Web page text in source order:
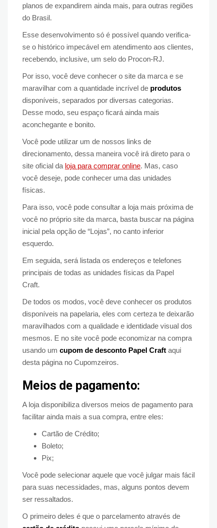
planos de expandirem ainda mais, para outras regiões
do Brasil.
Esse desenvolvimento só é possível quando verifica-
se o histórico impecável em atendimento aos clientes,
recebendo, inclusive, um selo do Procon-RJ.
Por isso, você deve conhecer o site da marca e se
maravilhar com a quantidade incrível de produtos
disponíveis, separados por diversas categorias.
Desse modo, seu espaço ficará ainda mais
aconchegante e bonito.
Você pode utilizar um de nossos links de
direcionamento, dessa maneira você irá direto para o
site oficial da loja para comprar online. Mas, caso
você deseje, pode conhecer uma das unidades
físicas.
Para isso, você pode consultar a loja mais próxima de
você no próprio site da marca, basta buscar na página
inicial pela opção de “Lojas”, no canto inferior
esquerdo.
Em seguida, será listada os endereços e telefones
principais de todas as unidades físicas da Papel
Craft.
De todos os modos, você deve conhecer os produtos
disponíveis na papelaria, eles com certeza te deixarão
maravilhados com a qualidade e identidade visual dos
mesmos. E no site você pode economizar na compra
usando um cupom de desconto Papel Craft aqui
desta página no Cupomzeiros.
Meios de pagamento:
A loja disponibiliza diversos meios de pagamento para
facilitar ainda mais a sua compra, entre eles:
Cartão de Crédito;
Boleto;
Pix;
Você pode selecionar aquele que você julgar mais fácil
para suas necessidades, mas, alguns pontos devem
ser ressaltados.
O primeiro deles é que o parcelamento através de